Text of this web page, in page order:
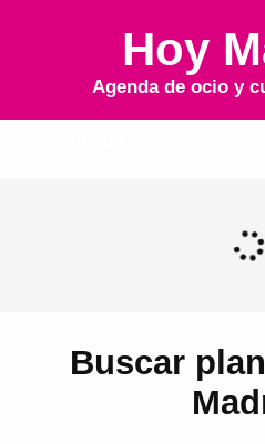
Hoy
Agenda de ocio y
Buscar